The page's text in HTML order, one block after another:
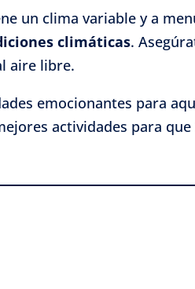
un clima variable y a
climáticas.
aire libre.
emocionantes para
actividades para que